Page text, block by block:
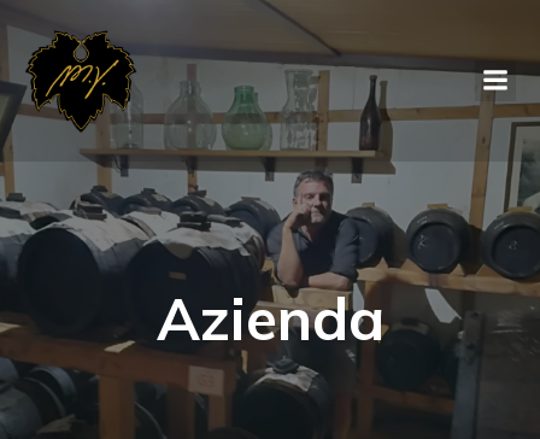
Azienda